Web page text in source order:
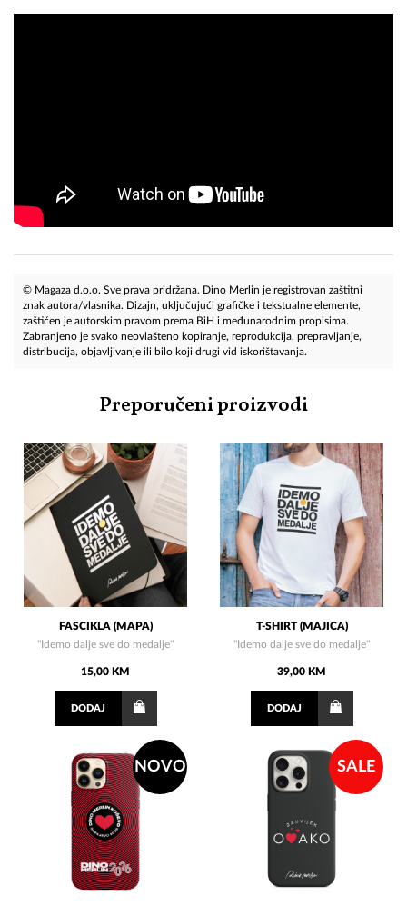
© Magaza d.o.o. Sve prava pridržana. Dino Merlin je registrovan zaštitni
znak autora/vlasnika. Dizajn, uključujući grafičke i tekstualne elemente,
zaštićen je autorskim pravom prema BiH i međunarodnim propisima.
Zabranjeno je svako neovlašteno kopiranje, reprodukcija, prepravljanje,
distribucija, objavljivanje ili bilo koji drugi vid iskorištavanja.
Preporučeni proizvodi
FASCIKLA (MAPA)
"Idemo dalje sve do medalje"
15,00 KM
DODAJ
T-SHIRT (MAJICA)
"Idemo dalje sve do medalje"
39,00 KM
DODAJ
NOVO SALE